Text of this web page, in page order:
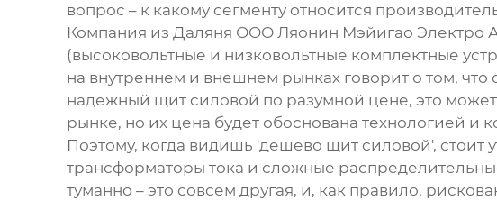
вопрос – к какому сегменту относится
Компания из Даляня ООО Ляонин Мэйигао Электро
(высоковольтные и низковольтные комплектные
на внутреннем и внешнем рынках говорит о том, что
надежный щит силовой по разумной цене, это
рынке, но их цена будет обоснована технологией и
Поэтому, когда видишь 'дешево щит силовой', стоит
трансформаторы тока и сложные
туманно – это совсем другая, и, как правило,